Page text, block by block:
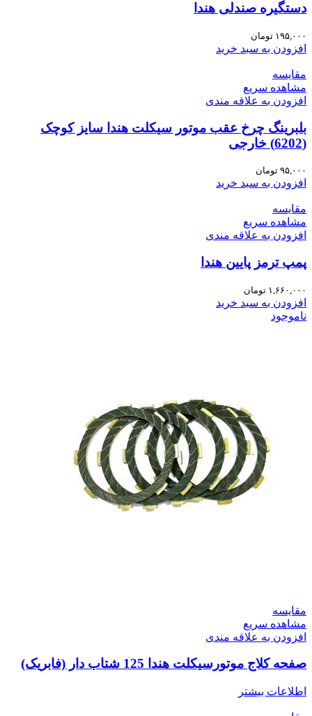
دستگیره صندلی هندا
۱۹۵,۰۰۰ تومان
افزودن به سبد خرید
مقایسه
مشاهده سریع
افزودن به علاقه مندی
بلبرینگ چرخ عقب موتور سیکلت هندا سایز کوچک
(6202) خارجی
۹۵,۰۰۰ تومان
افزودن به سبد خرید
مقایسه
مشاهده سریع
افزودن به علاقه مندی
پمپ ترمز پایین هندا
۱,۶۶۰,۰۰۰ تومان
افزودن به سبد خرید
ناموجود
مقایسه
مشاهده سریع
افزودن به علاقه مندی
صفحه کلاج موتورسیکلت هندا 125 شتاب دار (فابریک)
اطلاعات بیشتر